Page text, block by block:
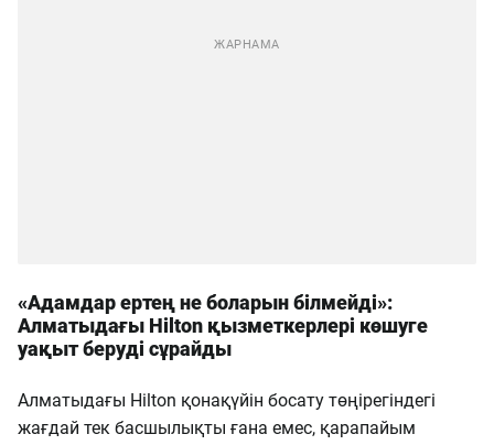
«Адамдар ертең не боларын білмейді»:
Алматыдағы Hilton қызметкерлері көшуге
уақыт беруді сұрайды
Алматыдағы Hilton қонақүйін босату төңірегіндегі
жағдай тек басшылықты ғана емес, қарапайым